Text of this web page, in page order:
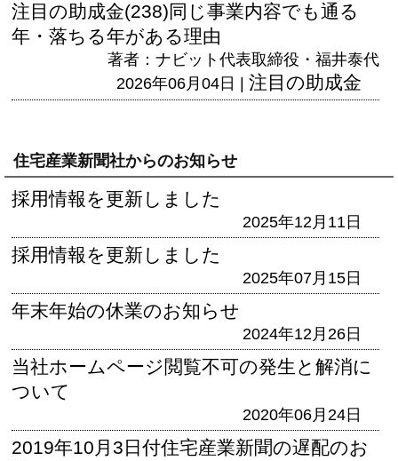
注目の助成金(238)同じ事業内容でも通る
年・落ちる年がある理由
著者：ナビット代表取締役・福井泰代
2026年06月04日 | 注目の助成金
住宅産業新聞社からのお知らせ
採用情報を更新しました
2025年12月11日
採用情報を更新しました
2025年07月15日
年末年始の休業のお知らせ
2024年12月26日
当社ホームページ閲覧不可の発生と解消に
ついて
2020年06月24日
2019年10月3日付住宅産業新聞の遅配のお